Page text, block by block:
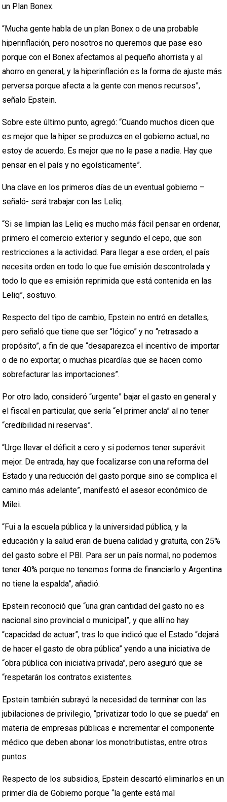
un Plan Bonex.
“Mucha gente habla de un plan Bonex o de una probable
hiperinflación, pero nosotros no queremos que pase eso
porque con el Bonex afectamos al pequeño ahorrista y al
ahorro en general, y la hiperinflación es la forma de ajuste más
perversa porque afecta a la gente con menos recursos”,
señalo Epstein.
Sobre este último punto, agregó: “Cuando muchos dicen que
es mejor que la hiper se produzca en el gobierno actual, no
estoy de acuerdo. Es mejor que no le pase a nadie. Hay que
pensar en el país y no egoísticamente”.
Una clave en los primeros días de un eventual gobierno –
señaló- será trabajar con las Leliq.
“Si se limpian las Leliq es mucho más fácil pensar en ordenar,
primero el comercio exterior y segundo el cepo, que son
restricciones a la actividad. Para llegar a ese orden, el país
necesita orden en todo lo que fue emisión descontrolada y
todo lo que es emisión reprimida que está contenida en las
Leliq”, sostuvo.
Respecto del tipo de cambio, Epstein no entró en detalles,
pero señaló que tiene que ser “lógico” y no “retrasado a
propósito”, a fin de que “desaparezca el incentivo de importar
o de no exportar, o muchas picardías que se hacen como
sobrefacturar las importaciones”.
Por otro lado, consideró “urgente” bajar el gasto en general y
el fiscal en particular, que sería “el primer ancla” al no tener
“credibilidad ni reservas”.
“Urge llevar el déficit a cero y si podemos tener superávit
mejor. De entrada, hay que focalizarse con una reforma del
Estado y una reducción del gasto porque sino se complica el
camino más adelante”, manifestó el asesor económico de
Milei.
“Fui a la escuela pública y la universidad pública, y la
educación y la salud eran de buena calidad y gratuita, con 25%
del gasto sobre el PBI. Para ser un país normal, no podemos
tener 40% porque no tenemos forma de financiarlo y Argentina
no tiene la espalda”, añadió.
Epstein reconoció que “una gran cantidad del gasto no es
nacional sino provincial o municipal”, y que allí no hay
“capacidad de actuar”, tras lo que indicó que el Estado “dejará
de hacer el gasto de obra pública” yendo a una iniciativa de
“obra pública con iniciativa privada”, pero aseguró que se
“respetarán los contratos existentes.
Epstein también subrayó la necesidad de terminar con las
jubilaciones de privilegio, “privatizar todo lo que se pueda” en
materia de empresas públicas e incrementar el componente
médico que deben abonar los monotributistas, entre otros
puntos.
Respecto de los subsidios, Epstein descartó eliminarlos en un
primer día de Gobierno porque “la gente está mal